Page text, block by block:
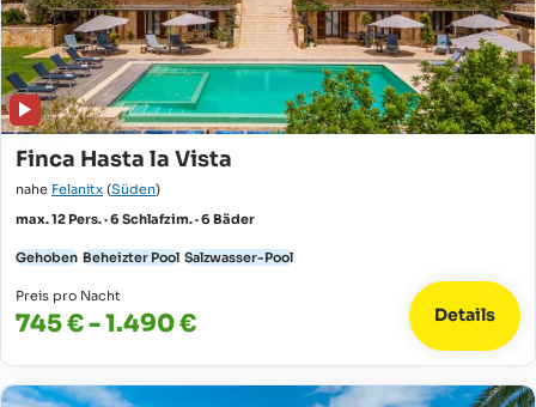
Finca Hasta la Vista
nahe Felanitx (Süden)
max. 12 Pers. · 6 Schlafzim. · 6 Bäder
Gehoben Beheizter Pool Salzwasser-Pool
Preis pro Nacht
745 € - 1.490 € Details